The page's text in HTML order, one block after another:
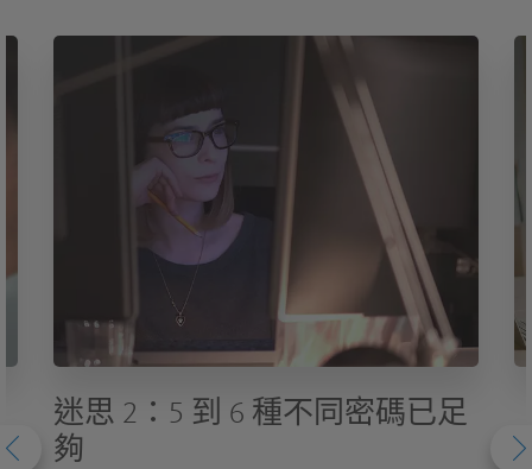
迷思 2：5 到 6 種不同密碼已足
夠